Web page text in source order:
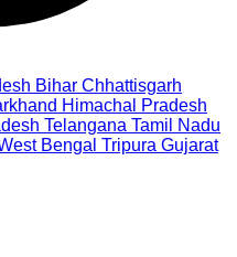
Bihar Chhattisgarh
Himachal Pradesh
Telangana Tamil Nadu
Bengal Tripura Gujarat